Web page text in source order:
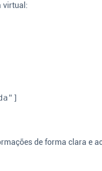
virtual:
de forma clara e